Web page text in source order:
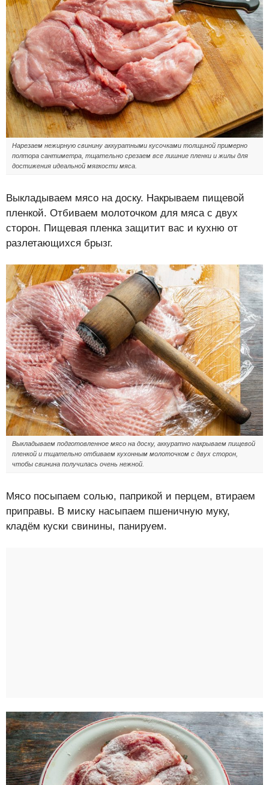
Нарезаем нежирную свинину аккуратными кусочками толщиной примерно
полтора сантиметра, тщательно срезаем все лишние пленки и жилы для
достижения идеальной мягкости мяса.
Выкладываем мясо на доску. Накрываем пищевой
пленкой. Отбиваем молоточком для мяса с двух
сторон. Пищевая пленка защитит вас и кухню от
разлетающихся брызг.
Выкладываем подготовленное мясо на доску, аккуратно накрываем пищевой
пленкой и тщательно отбиваем кухонным молоточком с двух сторон,
чтобы свинина получилась очень нежной.
Мясо посыпаем солью, паприкой и перцем, втираем
приправы. В миску насыпаем пшеничную муку,
кладём куски свинины, панируем.